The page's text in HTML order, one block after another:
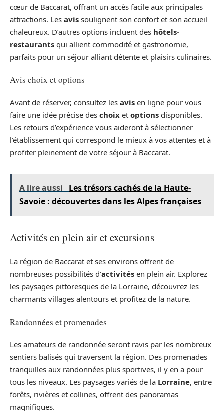
cœur de Baccarat, offrant un accès facile aux principales
attractions. Les avis soulignent son confort et son accueil
chaleureux. D’autres options incluent des hôtels-
restaurants qui allient commodité et gastronomie,
parfaits pour un séjour alliant détente et plaisirs culinaires.
Avis choix et options
Avant de réserver, consultez les avis en ligne pour vous
faire une idée précise des choix et options disponibles.
Les retours d’expérience vous aideront à sélectionner
l’établissement qui correspond le mieux à vos attentes et à
profiter pleinement de votre séjour à Baccarat.
A lire aussi
Les trésors cachés de la Haute-
Savoie : découvertes dans les Alpes françaises
Activités en plein air et excursions
La région de Baccarat et ses environs offrent de
nombreuses possibilités d’activités en plein air. Explorez
les paysages pittoresques de la Lorraine, découvrez les
charmants villages alentours et profitez de la nature.
Randonnées et promenades
Les amateurs de randonnée seront ravis par les nombreux
sentiers balisés qui traversent la région. Des promenades
tranquilles aux randonnées plus sportives, il y en a pour
tous les niveaux. Les paysages variés de la Lorraine, entre
forêts, rivières et collines, offrent des panoramas
magnifiques.